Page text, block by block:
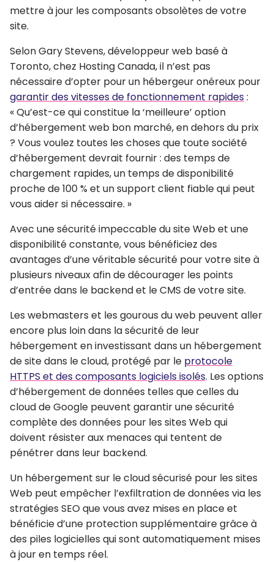
mettre à jour les composants obsolètes de votre
site.
Selon Gary Stevens, développeur web basé à
Toronto, chez Hosting Canada, il n’est pas
nécessaire d’opter pour un hébergeur onéreux pour
garantir des vitesses de fonctionnement rapides:
« Qu’est-ce qui constitue la ‘meilleure’ option
d’hébergement web bon marché, en dehors du prix
? Vous voulez toutes les choses que toute société
d’hébergement devrait fournir : des temps de
chargement rapides, un temps de disponibilité
proche de 100 % et un support client fiable qui peut
vous aider si nécessaire. »
Avec une sécurité impeccable du site Web et une
disponibilité constante, vous bénéficiez des
avantages d’une véritable sécurité pour votre site à
plusieurs niveaux afin de décourager les points
d’entrée dans le backend et le CMS de votre site.
Les webmasters et les gourous du web peuvent aller
encore plus loin dans la sécurité de leur
hébergement en investissant dans un hébergement
de site dans le cloud, protégé par le protocole
HTTPS et des composants logiciels isolés. Les options
d’hébergement de données telles que celles du
cloud de Google peuvent garantir une sécurité
complète des données pour les sites Web qui
doivent résister aux menaces qui tentent de
pénétrer dans leur backend.
Un hébergement sur le cloud sécurisé pour les sites
Web peut empêcher l’exfiltration de données via les
stratégies SEO que vous avez mises en place et
bénéficie d’une protection supplémentaire grâce à
des piles logicielles qui sont automatiquement mises
à jour en temps réel.